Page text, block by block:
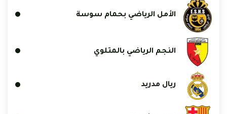
الأمل الرياضي بحمام سوسة
النجم الرياضي بالمتلوي
ريال مدريد